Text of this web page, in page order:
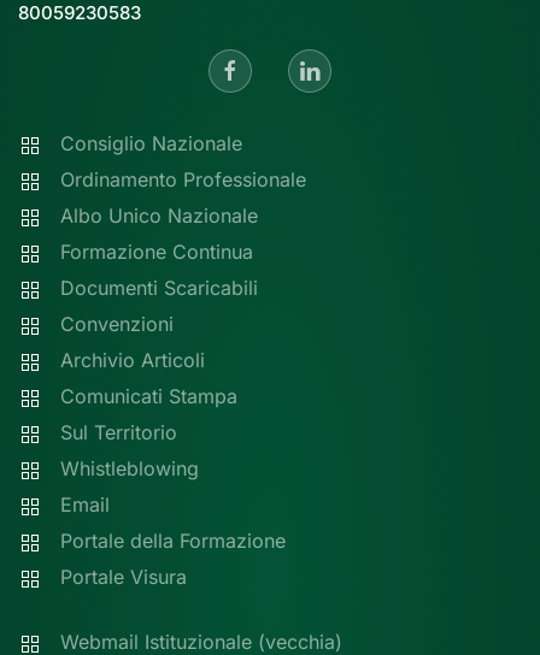
80059230583
Consiglio Nazionale
Ordinamento Professionale
Albo Unico Nazionale
Formazione Continua
Documenti Scaricabili
Convenzioni
Archivio Articoli
Comunicati Stampa
Sul Territorio
Whistleblowing
Email
Portale della Formazione
Portale Visura
Webmail Istituzionale (vecchia)